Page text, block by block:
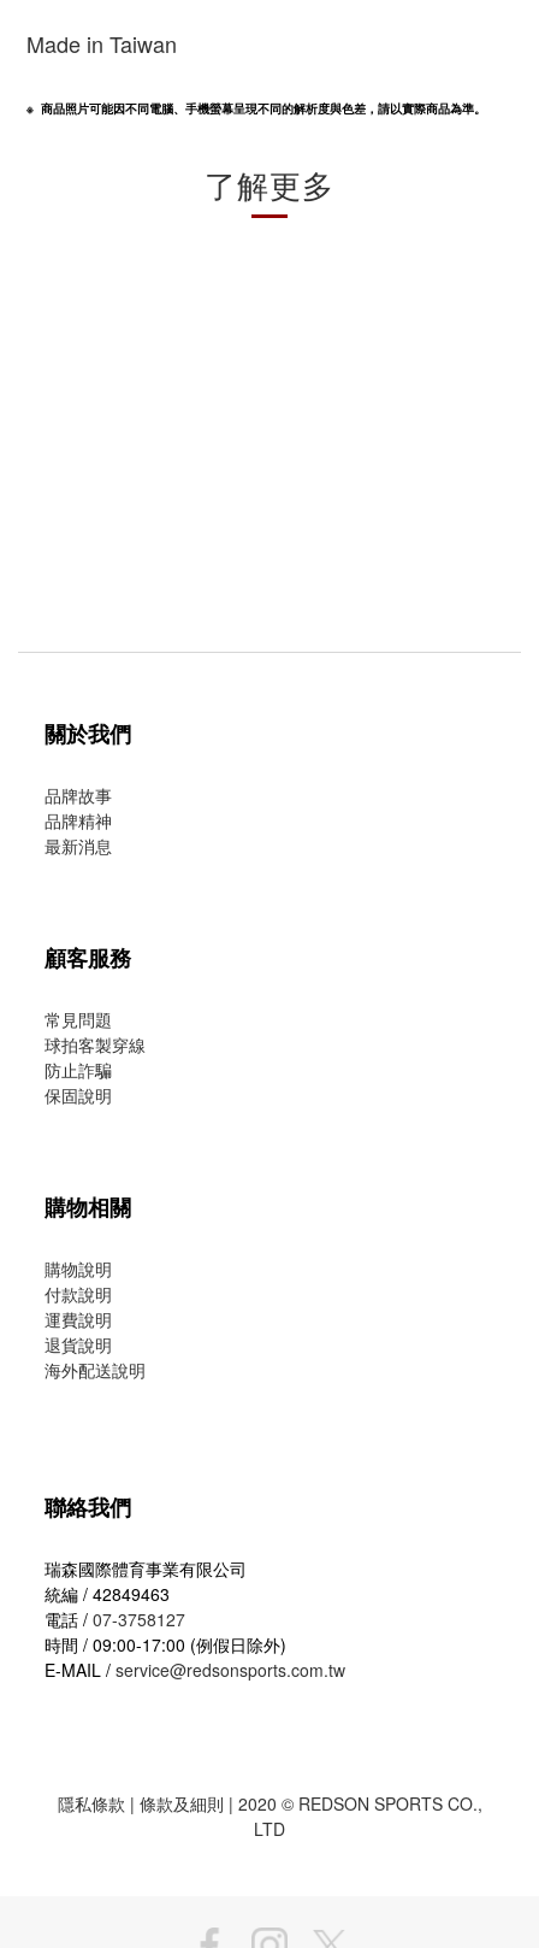
Made in Taiwan
※  商品照片可能因不同電腦、手機螢幕呈現不同的解析度與色差，請以實際商品為準。
了解更多
關於我們
品牌故事
品牌精神
最新消息
顧客服務
常見問題
球拍客製穿線
防止詐騙
保固說明
購物相關
購物說明
付款說明
運費說明
退貨說明
海外配送說明
聯絡我們
瑞森國際體育事業有限公司
統編 / 42849463
電話 / 07-3758127
時間 / 09:00-17:00 (例假日除外)
E-MAIL / service@redsonsports.com.tw
隱私條款 | 條款及細則 | 2020 © REDSON SPORTS CO.,
LTD